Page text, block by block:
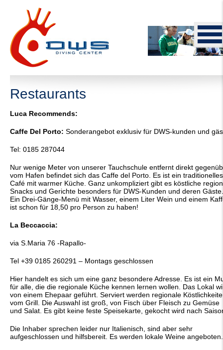
Restaurants
Luca Recommends:
Caffe Del Porto: Sonderangebot exklusiv für DWS-kunden und
Tel: 0185 287044
Nur wenige Meter von unserer Tauchschule entfernt direkt
vom Hafen befindet sich das Caffe del Porto. Es ist ein traditionelles
Café mit warmer Küche. Ganz unkompliziert gibt es köstliche
Snacks und Gerichte besonders für DWS-Kunden und deren Gäste.
Ein Drei-Gänge-Menü mit Wasser, einem Liter Wein und einem
ist schon für 18,50 pro Person zu haben!
La Beccaccia:
via S.Maria 76 -Rapallo-
Tel +39 0185 260291 – Montags geschlossen
Hier handelt es sich um eine ganz besondere Adresse. Es ist ein
für alle, die die regionale Küche kennen lernen wollen. Das Lokal
von einem Ehepaar geführt. Serviert werden regionale
vom Grill. Die Auswahl ist groß, von Fisch über Fleisch zu Gemüse
und Salat. Es gibt keine feste Speisekarte, gekocht wird nach
Die Inhaber sprechen leider nur Italienisch, sind aber sehr
aufgeschlossen und hilfsbereit. Es werden lokale Weine angeboten.